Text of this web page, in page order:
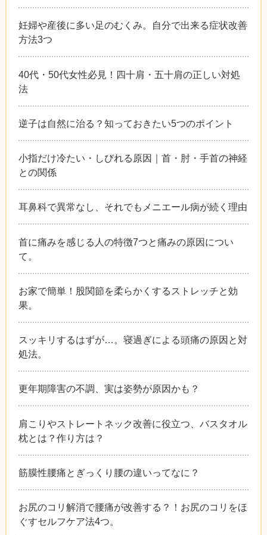
妊婦や産後に多い足のむくみ。自分で出来る症状改善
方法3つ
40代・50代女性必見！四十肩・五十肩の正しい対処
法
逆子は自然に治る？知っておきたい5つのポイント
小指だけ冷たい・しびれる原因｜首・肘・手首の神経
との関係
耳鼻科で異常なし、それでもメニエール病が続く理由
首に痛みを感じる人の特徴7つと痛みの原因につい
て。
お家で簡単！股関節を柔らかくするストレッチと効
果。
スッキリするはずが…。寝過ぎによる頭痛の原因と対
処法。
更年期障害の不調、実は姿勢が原因かも？
肩こりやストレートネック改善に役立つ、バスタオル
枕とは？作り方は？
筋膜性腰痛とぎっくり腰の違いってなに？
お尻のコリ解消で腰痛が改善する？！お尻のコリをほ
ぐすセルフケア法4つ。